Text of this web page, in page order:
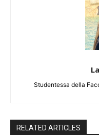
Studentessa della
RELATED ARTICLES